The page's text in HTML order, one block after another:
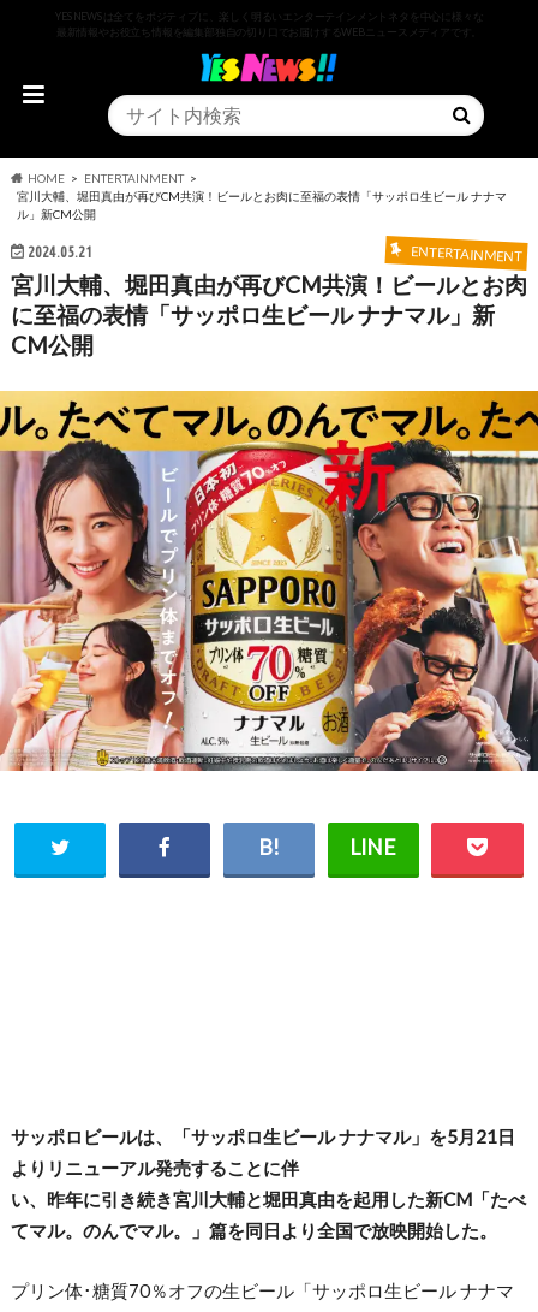
YESNEWSは全てをポジティブに、楽しく明るいエンターテインメントネタを中心に様々な
最新情報やお役立ち情報を編集部独自の切り口でお届けするWEBニュースメディアです。
HOME
ENTERTAINMENT
宮川大輔、堀田真由が再びCM共演！ビールとお肉に至福の表情「サッポロ生ビール ナナマ
ル」新CM公開
2024.05.21 ENTERTAINMENT
宮川大輔、堀田真由が再びCM共演！ビールとお肉
に至福の表情「サッポロ生ビール ナナマル」新
CM公開
サッポロビールは、「サッポロ生ビール ナナマル」を5月21日
よりリニューアル発売することに伴
い、昨年に引き続き宮川大輔と堀田真由を起用した新CM「たべ
てマル。のんでマル。」篇を同日より全国で放映開始した。
プリン体･糖質70％オフの生ビール「サッポロ生ビール ナナマ